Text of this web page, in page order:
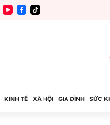
KINH TẾ XÃ HỘI GIA ĐÌNH SỨC